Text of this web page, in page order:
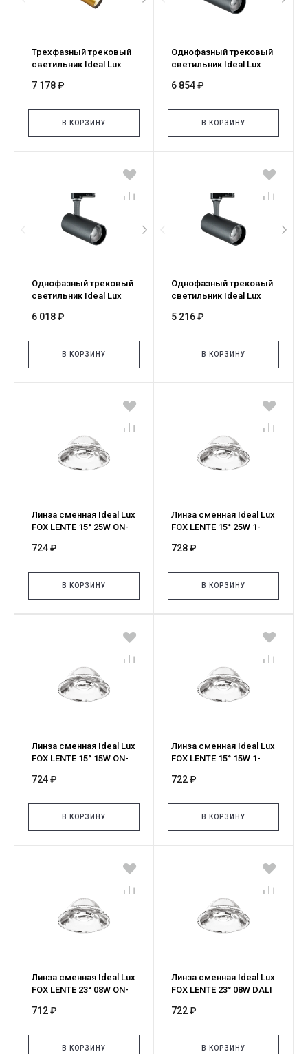
Трехфазный трековый
светильник Ideal Lux
CRI80 3000K ON-OFF
7 178 ₽
В КОРЗИНУ
Однофазный трековый
светильник Ideal Lux
CRI90 3000K ON-OFF
6 854 ₽
В КОРЗИНУ
Однофазный трековый
светильник Ideal Lux
CRI90 3000K ON-OFF
6 018 ₽
В КОРЗИНУ
Однофазный трековый
светильник Ideal Lux
CRI90 3000K ON-OFF
5 216 ₽
В КОРЗИНУ
Линза сменная Ideal Lux
FOX LENTE 15° 25W ON-
724 ₽
В КОРЗИНУ
Линза сменная Ideal Lux
FOX LENTE 15° 25W 1-
728 ₽
В КОРЗИНУ
Линза сменная Ideal Lux
FOX LENTE 15° 15W ON-
724 ₽
В КОРЗИНУ
Линза сменная Ideal Lux
FOX LENTE 15° 15W 1-
722 ₽
В КОРЗИНУ
Линза сменная Ideal Lux
FOX LENTE 23° 08W ON-
712 ₽
В КОРЗИНУ
Линза сменная Ideal Lux
FOX LENTE 23° 08W DALI
722 ₽
В КОРЗИНУ